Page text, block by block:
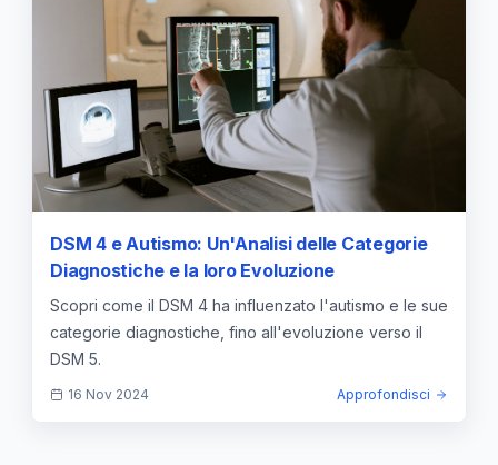
DSM 4 e Autismo: Un'Analisi delle Categorie
Diagnostiche e la loro Evoluzione
Scopri come il DSM 4 ha influenzato l'autismo e le sue
categorie diagnostiche, fino all'evoluzione verso il
DSM 5.
16 Nov 2024 Approfondisci